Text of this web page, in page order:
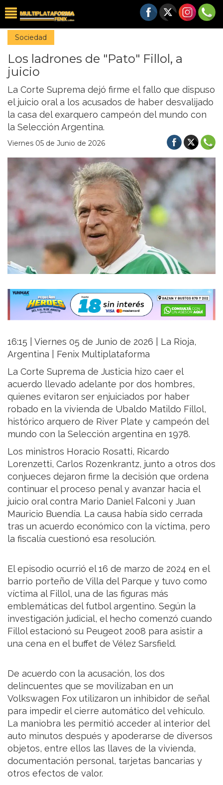
Sociedad
Los ladrones de "Pato" Fillol, a
juicio
La Corte Suprema dejó firme el fallo que dispuso
el juicio oral a los acusados de haber desvalijado
la casa del exarquero campeón del mundo con
la Selección Argentina.
Viernes 05 de Junio de 2026
16:15 | Viernes 05 de Junio de 2026 | La Rioja,
Argentina | Fenix Multiplataforma
La Corte Suprema de Justicia hizo caer el
acuerdo llevado adelante por dos hombres,
quienes evitaron ser enjuiciados por haber
robado en la vivienda de Ubaldo Matildo Fillol,
histórico arquero de River Plate y campeón del
mundo con la Selección argentina en 1978.
Los ministros Horacio Rosatti, Ricardo
Lorenzetti, Carlos Rozenkrantz, junto a otros dos
conjueces dejaron firme la decisión que ordena
continuar el proceso penal y avanzar hacia el
juicio oral contra Mario Daniel Falconi y Juan
Mauricio Buendía. La causa había sido cerrada
tras un acuerdo económico con la víctima, pero
la fiscalía cuestionó esa resolución.
El episodio ocurrió el 16 de marzo de 2024 en el
barrio porteño de Villa del Parque y tuvo como
víctima al Fillol, una de las figuras más
emblemáticas del futbol argentino. Según la
investigación judicial, el hecho comenzó cuando
Fillol estacionó su Peugeot 2008 para asistir a
una cena en el buffet de Vélez Sarsfield.
De acuerdo con la acusación, los dos
delincuentes que se movilizaban en un
Volkswagen Fox utilizaron un inhibidor de señal
para impedir el cierre automático del vehículo.
La maniobra les permitió acceder al interior del
auto minutos después y apoderarse de diversos
objetos, entre ellos las llaves de la vivienda,
documentación personal, tarjetas bancarias y
otros efectos de valor.